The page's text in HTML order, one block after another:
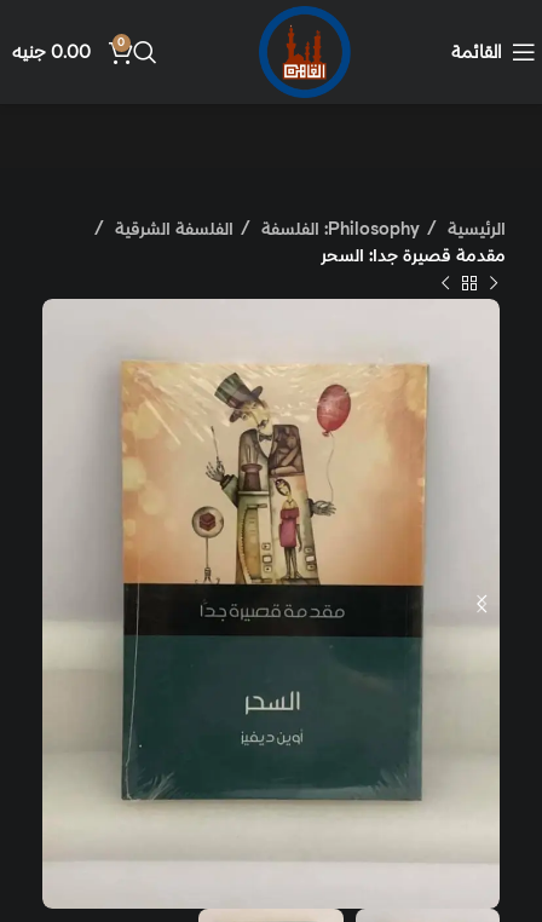
القائمة 0
0.00 جنيه
الرئيسية Philosophy: الفلسفة
الفلسفة الشرقية
مقدمة قصيرة جدا: السحر